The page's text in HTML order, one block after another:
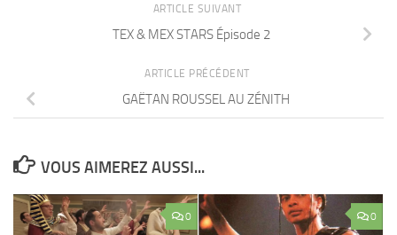
ARTICLE SUIVANT
TEX & MEX STARS Épisode 2
ARTICLE PRÉCÉDENT
GAËTAN ROUSSEL AU ZÉNITH
VOUS AIMEREZ AUSSI...
0 0